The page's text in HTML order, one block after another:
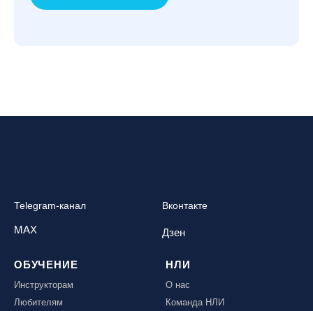
Telegram-канал Вконтакте
MAX Дзен
ОБУЧЕНИЕ
Инструкторам
Любителям
НЛИ
О нас
Команда НЛИ